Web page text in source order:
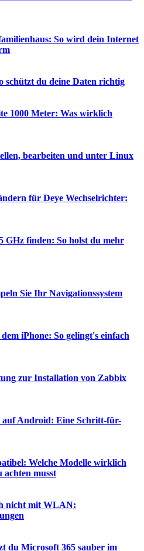
So wird dein Internet
schützt du deine Daten richtig
1000 Meter: Was wirklich
bearbeiten und unter Linux
für Deye Wechselrichter:
finden: So holst du mehr
Sie Ihr Navigationssystem
iPhone: So gelingt's einfach
zur Installation von Zabbix
auf Android: Eine Schritt-für-
Welche Modelle wirklich
musst
nicht mit WLAN:
du Microsoft 365 sauber im